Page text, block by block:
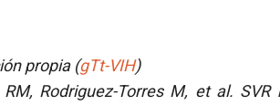
propia (gTt-VIH)
Rodriguez-Torres M, et al.